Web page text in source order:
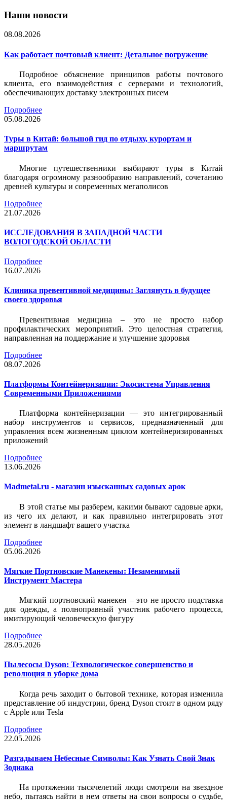
Наши новости
08.08.2026
Как работает почтовый клиент: Детальное погружение
Подробное объяснение принципов работы почтового
клиента, его взаимодействия с серверами и технологий,
обеспечивающих доставку электронных писем
Подробнее
05.08.2026
Туры в Китай: большой гид по отдыху, курортам и
маршрутам
Многие путешественники выбирают туры в Китай
благодаря огромному разнообразию направлений, сочетанию
древней культуры и современных мегаполисов
Подробнее
21.07.2026
ИССЛЕДОВАНИЯ В ЗАПАДНОЙ ЧАСТИ
ВОЛОГОДСКОЙ ОБЛАСТИ
Подробнее
16.07.2026
Клиника превентивной медицины: Заглянуть в будущее
своего здоровья
Превентивная медицина – это не просто набор
профилактических мероприятий. Это целостная стратегия,
направленная на поддержание и улучшение здоровья
Подробнее
08.07.2026
Платформы Контейнеризации: Экосистема Управления
Современными Приложениями
Платформа контейнеризации — это интегрированный
набор инструментов и сервисов, предназначенный для
управления всем жизненным циклом контейнеризированных
приложений
Подробнее
13.06.2026
Madmetal.ru - магазин изысканных садовых арок
В этой статье мы разберем, какими бывают садовые арки,
из чего их делают, и как правильно интегрировать этот
элемент в ландшафт вашего участка
Подробнее
05.06.2026
Мягкие Портновские Манекены: Незаменимый
Инструмент Мастера
Мягкий портновский манекен – это не просто подставка
для одежды, а полноправный участник рабочего процесса,
имитирующий человеческую фигуру
Подробнее
28.05.2026
Пылесосы Dyson: Технологическое совершенство и
революция в уборке дома
Когда речь заходит о бытовой технике, которая изменила
представление об индустрии, бренд Dyson стоит в одном ряду
с Apple или Tesla
Подробнее
22.05.2026
Разгадываем Небесные Символы: Как Узнать Свой Знак
Зодиака
На протяжении тысячелетий люди смотрели на звездное
небо, пытаясь найти в нем ответы на свои вопросы о судьбе,